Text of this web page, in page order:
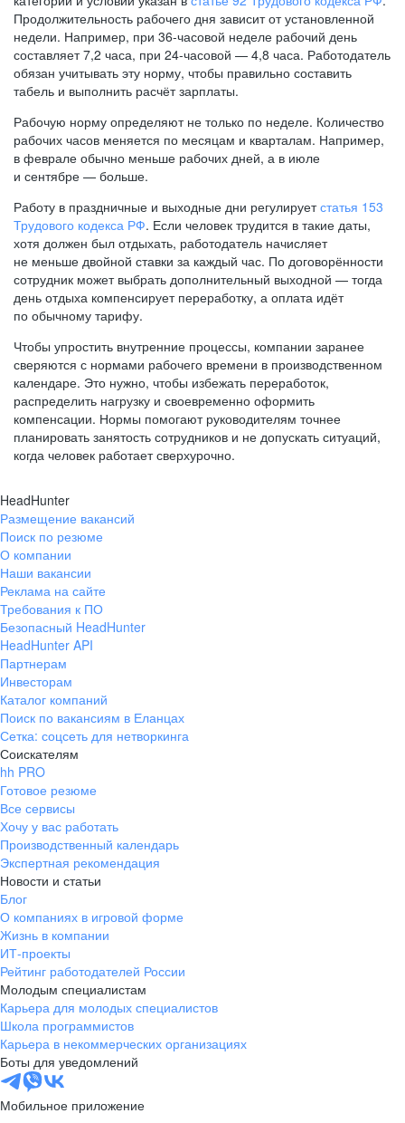
Продолжительность рабочего дня зависит от установленной
недели. Например, при 36-часовой неделе рабочий день
составляет 7,2 часа, при 24-часовой — 4,8 часа. Работодатель
обязан учитывать эту норму, чтобы правильно составить
табель и выполнить расчёт зарплаты.
Рабочую норму определяют не только по неделе. Количество
рабочих часов меняется по месяцам и кварталам. Например,
в феврале обычно меньше рабочих дней, а в июле
и сентябре — больше.
Работу в праздничные и выходные дни регулируетстатья 153
Трудового кодекса РФ. Если человек трудится в такие даты,
хотя должен был отдыхать, работодатель начисляет
не меньше двойной ставки за каждый час. По договорённости
сотрудник может выбрать дополнительный выходной — тогда
день отдыха компенсирует переработку, а оплата идёт
по обычному тарифу.
Чтобы упростить внутренние процессы, компании заранее
сверяются с нормами рабочего времени в производственном
календаре. Это нужно, чтобы избежать переработок,
распределить нагрузку и своевременно оформить
компенсации. Нормы помогают руководителям точнее
планировать занятость сотрудников и не допускать ситуаций,
когда человек работает сверхурочно.
HeadHunter
Размещение вакансий
Поиск по резюме
О компании
Наши вакансии
Реклама на сайте
Требования к ПО
Безопасный HeadHunter
HeadHunter API
Партнерам
Инвесторам
Каталог компаний
Поиск по вакансиям в Еланцах
Сетка: соцсеть для нетворкинга
Соискателям
hh PRO
Готовое резюме
Все сервисы
Хочу у вас работать
Производственный календарь
Экспертная рекомендация
Новости и статьи
Блог
О компаниях в игровой форме
Жизнь в компании
ИТ-проекты
Рейтинг работодателей России
Молодым специалистам
Карьера для молодых специалистов
Школа программистов
Карьера в некоммерческих организациях
Боты для уведомлений
Мобильное приложение